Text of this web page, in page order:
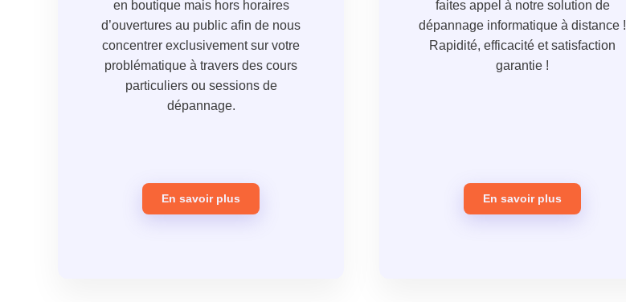
en boutique mais hors horaires
d’ouvertures au public afin de nous
concentrer exclusivement sur votre
problématique à travers des cours
particuliers ou sessions de
dépannage.
En savoir plus
faites appel à notre solution de
dépannage informatique à distance !
Rapidité, efficacité et satisfaction
garantie !
En savoir plus